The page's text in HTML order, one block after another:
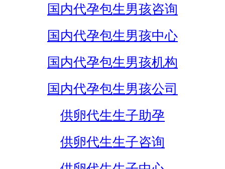
国内代孕包生男孩咨询
国内代孕包生男孩中心
国内代孕包生男孩机构
国内代孕包生男孩公司
供卵代生生子助孕
供卵代生生子咨询